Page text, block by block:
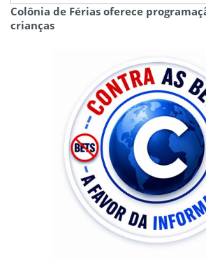
Colônia de Férias oferece
crianças